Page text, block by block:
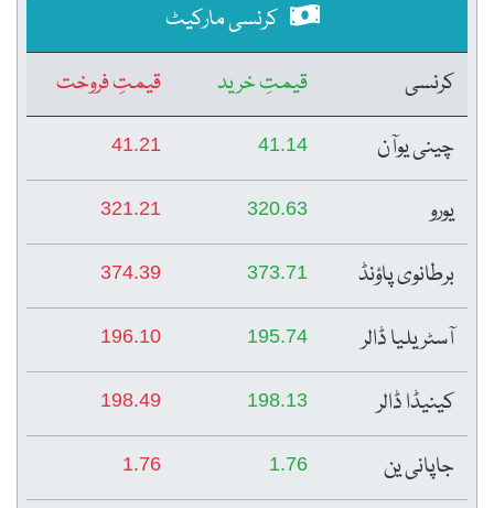
کرنسی مارکیٹ
کرنسی
قیمتِ خرید
قیمتِ فروخت
چینی یوآن
41.14
41.21
یورو 320.63
321.21
برطانوی پاؤنڈ 373.71
374.39
آسٹریلیا ڈالر 195.74
196.10
کینیڈا ڈالر 198.13
198.49
جاپانی ین 1.76
1.76